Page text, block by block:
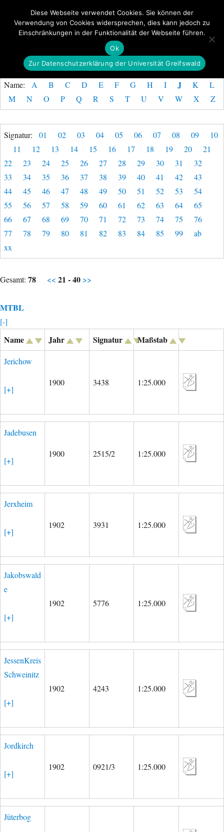
GeoGREIF MENÜ
Name: A B C D E F G H I J K
L
M
N O P Q R S T U V W X Z
Signatur: 01 02 03 04 05 06 07 08 09
10
11
12 13 14 15 16 17 18 19 20
21
22
23 24 25 26 27 28 29 30 31
32
33
34 35 36 37 38 39 40 41 42
43
44
45 46 47 48 49 50 51 52 53
54
55
56 57 58 59 60 61 62 63 64
65
66
67 68 69 70 71 72 73 74 75
76
77
78 79 80 81 82 83 84 85 99
ab
xx
Gesamt: 78 << 21 - 40 >>
MTBL
[-]
Name Jahr Signatur Maßstab
Jerichow
[+]
1900 3438 1:25.000
Jadebusen
[+]
1900 2515/2 1:25.000
Jerxheim
[+]
1902 3931 1:25.000
Jakobswald
e
[+]
1902 5776 1:25.000
JessenKreis
Schweinitz
[+]
1902 4243 1:25.000
Jordkirch
[+]
1902 0921/3 1:25.000
Jüterbog
Diese Webseite verwendet Cookies. Sie können der
Verwendung von Cookies widersprechen, dies kann jedoch zu
Einschränkungen in der Funktionalität der Webseite führen.
Ok
Zur Datenschutzerklärung der Universität Greifswald